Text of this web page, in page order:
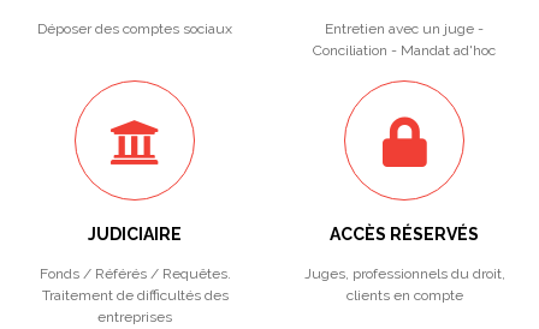
Déposer des comptes sociaux
Entretien avec un juge -
Conciliation - Mandat ad'hoc
JUDICIAIRE
Fonds / Référés / Requêtes.
Traitement de difficultés des
entreprises
ACCÈS RÉSERVÉS
Juges, professionnels du droit,
clients en compte